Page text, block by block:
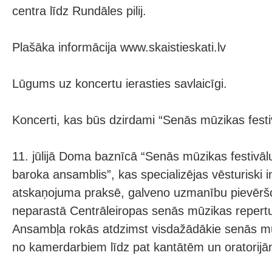
centra līdz Rundāles pilij.
Plašāka informācija www.skaistieskati.lv
Lūgums uz koncertu ierasties savlaicīgi.
Koncerti, kas būs dzirdami “Senās mūzikas
11. jūlijā Doma baznīcā “Senās mūzikas
baroka ansamblis”, kas specializējas vēsturiski
atskaņojuma praksē, galveno uzmanību
neparastā Centrāleiropas senās mūzikas
Ansambļa rokās atdzimst visdažādākie senās
no kamerdarbiem līdz pat kantātēm un